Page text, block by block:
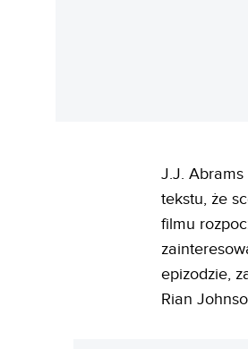
J.J.
tekstu, że
filmu
epizodzie,
Rian